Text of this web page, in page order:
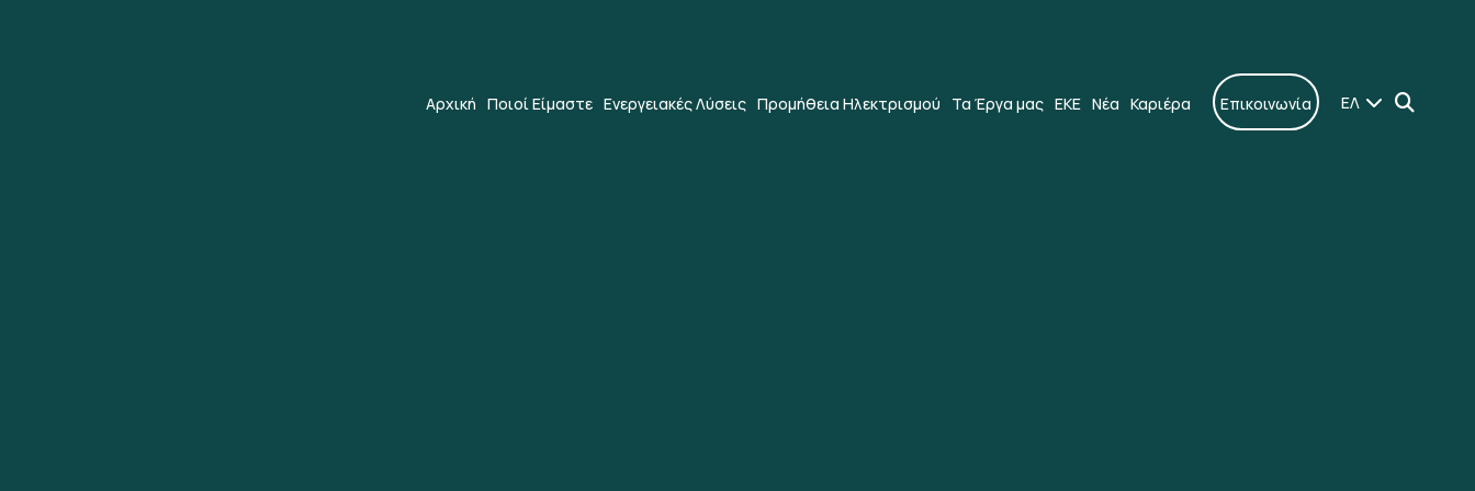
Αρχική Ποιοί Είμαστε Ενεργειακές Λύσεις Προμήθεια Ηλεκτρισμού Τα Έργα μας ΕΚΕ Νέα Καριέρα Επικοινωνία ΕΛ